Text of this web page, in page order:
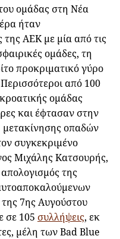
ομάδας στη Νέα
ήταν
ΑΕΚ με μία από τις
ομάδες, τη
προκριματικό γύρο
από 100
ομάδας
και έφτασαν στην
μετακίνησης οπαδών
συγκεκριμένο
Μιχάλης Κατσουρής,
απολογισμός της
7ης Αυγούστου
σε 105 συλλήψεις, εκ
μέλη των Bad Blue